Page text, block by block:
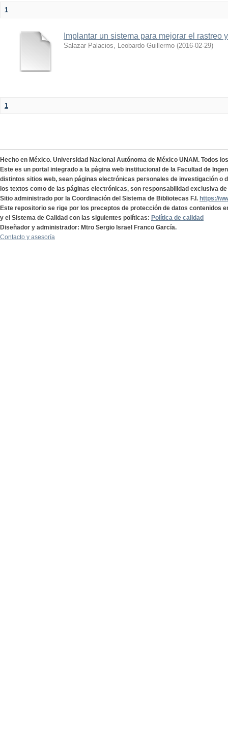
1
Implantar un sistema para mejorar el rastreo
Salazar Palacios, Leobardo Guillermo (2016-02-29)
1
Hecho en México. Universidad Nacional Autónoma de México UNAM. Todos
Este es un portal integrado a la página web institucional de la Facultad de
distintos sitios web, sean páginas electrónicas personales de investigación o
los textos como de las páginas electrónicas, son responsabilidad exclusiva
Sitio administrado por la Coordinación del Sistema de Bibliotecas F.I. https://
Este repositorio se rige por los preceptos de protección de datos contenidos
y el Sistema de Calidad con las siguientes políticas: Política de calidad
Diseñador y administrador: Mtro Sergio Israel Franco García.
Contacto y asesoría